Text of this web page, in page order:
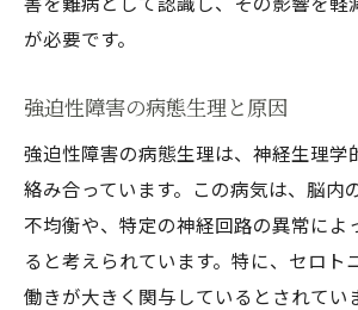
強迫性障害と向き合うため
自己受容とセルフケアの方法
心の健康を保つためのリソー
カニズム
強迫性障害の治療における成功
治療成功事例の紹介とその
強迫性障害の治療における
が必要です。
強迫性障害の病態生理と原因
強迫性障害の病態生理は、神経生理学
絡み合っています。この病気は、脳内
不均衡や、特定の神経回路の異常によ
ると考えられています。特に、セロト
働きが大きく関与しているとされてい